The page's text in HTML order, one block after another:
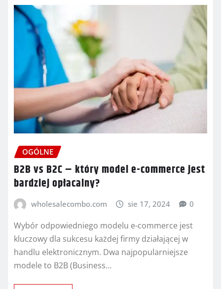
OGÓLNE
B2B vs B2C – który model e-commerce jest
bardziej opłacalny?
wholesalecombo.com sie 17, 2024 0
Wybór odpowiedniego modelu e-commerce jest
kluczowy dla sukcesu każdej firmy działającej w
handlu elektronicznym. Dwa najpopularniejsze
modele to B2B (Business…